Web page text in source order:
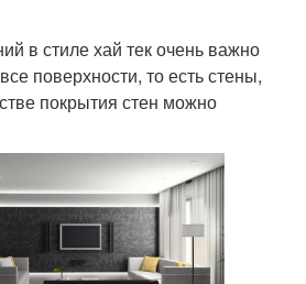
в стиле хай тек очень важно
поверхности, то есть стены,
покрытия стен можно